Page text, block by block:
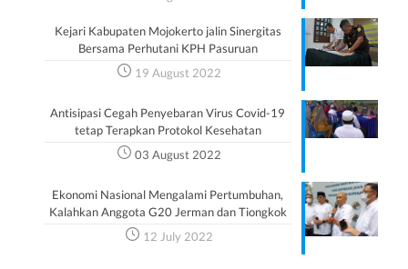
Kejari Kabupaten Mojokerto jalin Sinergitas
Bersama Perhutani KPH Pasuruan
19 August 2022
Antisipasi Cegah Penyebaran Virus Covid-19
tetap Terapkan Protokol Kesehatan
03 August 2022
Ekonomi Nasional Mengalami Pertumbuhan,
Kalahkan Anggota G20 Jerman dan Tiongkok
12 July 2022